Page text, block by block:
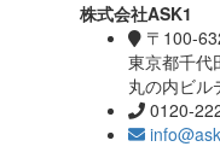
株式会社ASK1
〒100-
東京都千代
丸の内ビル
0120-